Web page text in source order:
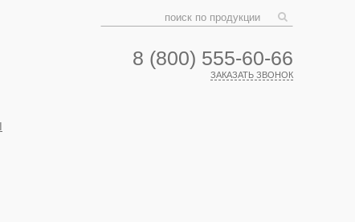
8 (800) 555-60-66
ЗАКАЗАТЬ ЗВОНОК